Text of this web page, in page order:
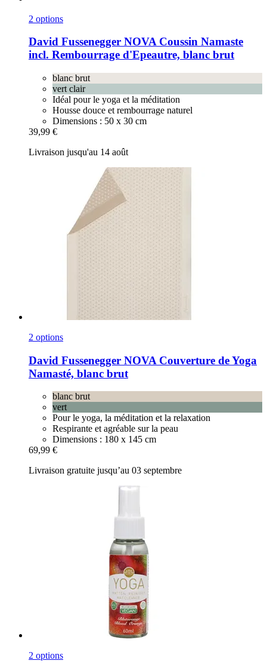
2 options
David Fussenegger NOVA Coussin Namaste
incl. Rembourrage d'Epeautre, blanc brut
blanc brut
vert clair
Idéal pour le yoga et la méditation
Housse douce et rembourrage naturel
Dimensions : 50 x 30 cm
39,99 €
Livraison jusqu'au 14 août
2 options
David Fussenegger NOVA Couverture de Yoga
Namasté, blanc brut
blanc brut
vert
Pour le yoga, la méditation et la relaxation
Respirante et agréable sur la peau
Dimensions : 180 x 145 cm
69,99 €
Livraison gratuite jusqu’au 03 septembre
2 options